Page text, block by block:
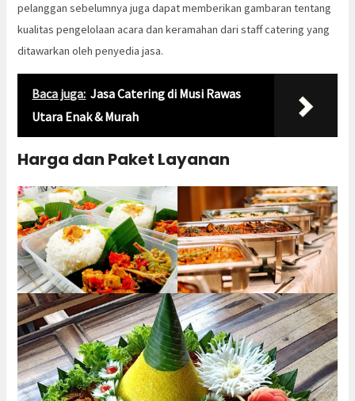
pelanggan sebelumnya juga dapat memberikan gambaran tentang
kualitas pengelolaan acara dan keramahan dari staff catering yang
ditawarkan oleh penyedia jasa.
Baca juga: Jasa Catering di Musi Rawas
Utara Enak & Murah
Harga dan Paket Layanan